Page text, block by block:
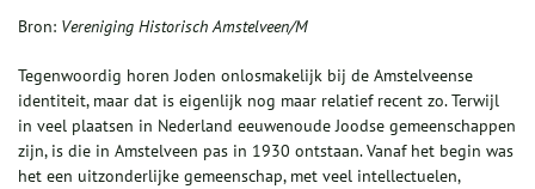
Bron: Vereniging Historisch Amstelveen/M
Tegenwoordig horen Joden onlosmakelijk bij de Amstelveense
identiteit, maar dat is eigenlijk nog maar relatief recent zo. Terwijl
in veel plaatsen in Nederland eeuwenoude Joodse gemeenschappen
zijn, is die in Amstelveen pas in 1930 ontstaan. Vanaf het begin was
het een uitzonderlijke gemeenschap, met veel intellectuelen,